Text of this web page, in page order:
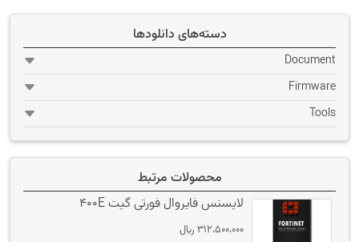
دسته‌های دانلودها
Document
Firmware
Tools
محصولات مرتبط
لایسنس فایروال فورتی گیت 400E
312،500،000 ﷼